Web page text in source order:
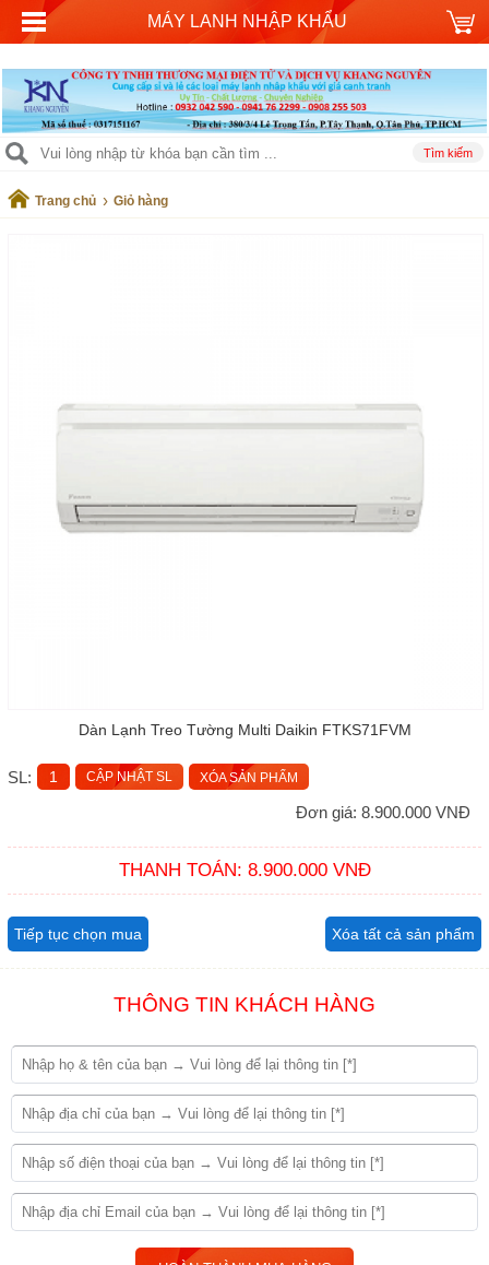
Trang chủ › Giỏ hàng
Dàn Lạnh Treo Tường Multi Daikin FTKS71FVM
SL: XÓA SẢN PHẨM
Đơn giá: 8.900.000 VNĐ
THANH TOÁN: 8.900.000 VNĐ
Tiếp tục chọn mua Xóa tất cả sản phẩm
THÔNG TIN KHÁCH HÀNG
MÁY LANH NHẬP KHẨU